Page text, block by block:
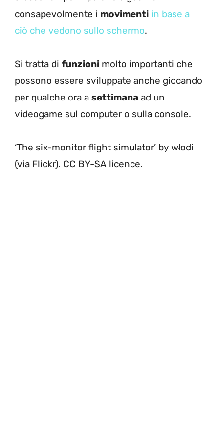
consapevolmente i movimenti in base a
ciò che vedono sullo schermo.
Si tratta di funzioni molto importanti che
possono essere sviluppate anche giocando
per qualche ora a settimana ad un
videogame sul computer o sulla console.
‘The six-monitor flight simulator’ by włodi
(via Flickr). CC BY-SA licence.